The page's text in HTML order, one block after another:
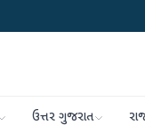
ઉત્તર ગુજરાત